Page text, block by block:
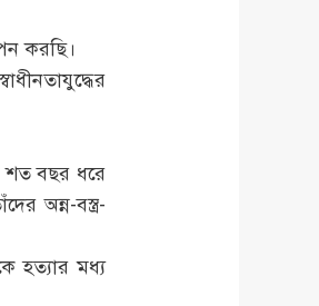
করছি।
শত বছর ধরে
অন্ন-বস্ত্র-
হত্যার মধ্য